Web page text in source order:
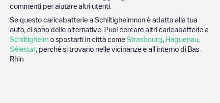
commenti per aiutare altri utenti.
Se questo caricabatterie a Schiltigheimnon è adatto alla tua
auto, ci sono delle alternative. Puoi cercare altri caricabatterie a
Schiltigheim o spostarti in città come Strasbourg Haguenau
Sélestat , perché si trovano nelle vicinanze e all'interno di Bas-
Rhin